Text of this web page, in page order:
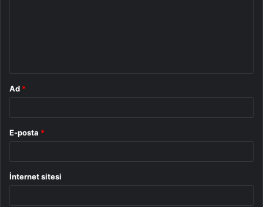
Ad *
E-posta *
İnternet sitesi